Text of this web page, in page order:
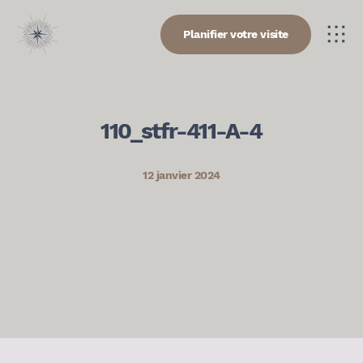
Planifier votre visite
110_stfr-411-A-4
12 janvier 2024